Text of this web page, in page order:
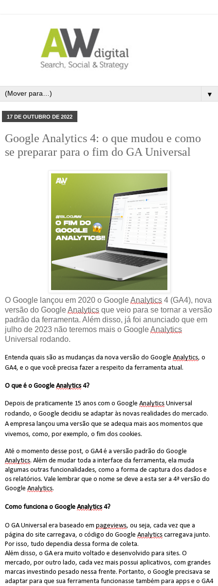
▼
17 DE OUTUBRO DE 2022
Google Analytics 4: o que mudou e como
se preparar para o fim do GA Universal
O Google lançou em 2020 o GoogleAnalytics 4 (GA4), nova
versão do GoogleAnalytics que veio para se tornar a versão
padrão da ferramenta. Além disso, já foi anunciado que em
julho de 2023 não teremos mais o GoogleAnalytics
Universal rodando.
Entenda quais são as mudanças da nova versão do Google Analytics, o
GA4, e o que você precisa fazer a respeito da ferramenta atual.
O que é o Google Analytics 4?
Depois de praticamente 15 anos com o Google Analytics Universal
rodando, o Google decidiu se adaptar às novas realidades do mercado.
A empresa lançou uma versão que se adequa mais aos momentos que
vivemos, como, por exemplo, o fim dos cookies.
Até o momento d
Analytics. Além de mudar toda a interface da ferramenta, ela muda
algumas outras funcionalidades, como a forma de captura dos dados e
os relatórios. Vale lembrar que o nome se deve a esta ser a 4ª versão do
Google Analytics.
Como funciona o Google Analytics 4?
O GA Universal era baseado em pageviews, ou seja, cada vez que a
página do site carregava, o código do Google Analytics carregava junto.
Por isso, tudo dependia dessa forma de coleta.
Além disso, o GA era muito voltado e desenvolvido para sites. O
mercado, por outro lado, cada vez mais possui aplicativos, com grandes
marcas investindo pesado nessa frente. Portanto, o Google precisava se
adaptar para que sua ferramenta funcionasse também para apps e o GA4